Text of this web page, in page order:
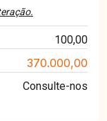
100,00
370.000,00
Consulte-nos